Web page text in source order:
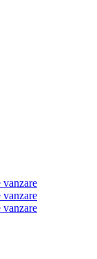
vanzare
vanzare
vanzare